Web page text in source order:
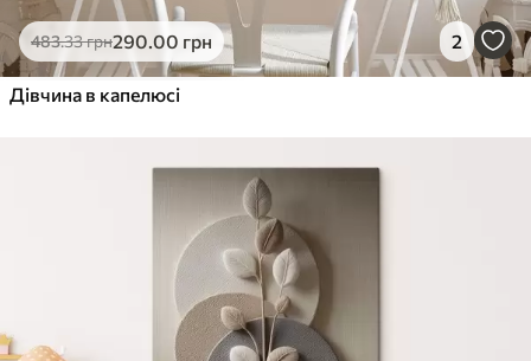
483.33грн290.00 грн 2
Дівчина в капелюсі